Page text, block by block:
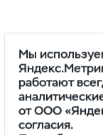
Мы
работают
от ООО
согласия.